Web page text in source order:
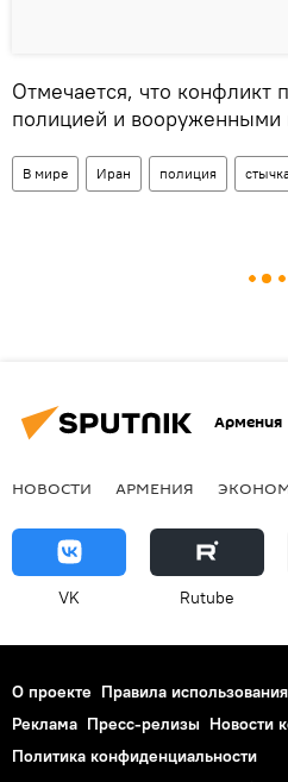
Отмечается, что
полицией и вооруженными
В мире Иран полиция
Армения
НОВОСТИ АРМЕНИЯ
VK Rutube
О проекте Правила использования
Реклама Пресс-релизы Новости
Политика конфиденциальности